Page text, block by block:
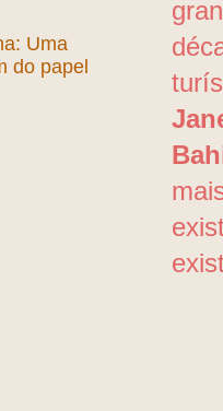
Uma
do papel